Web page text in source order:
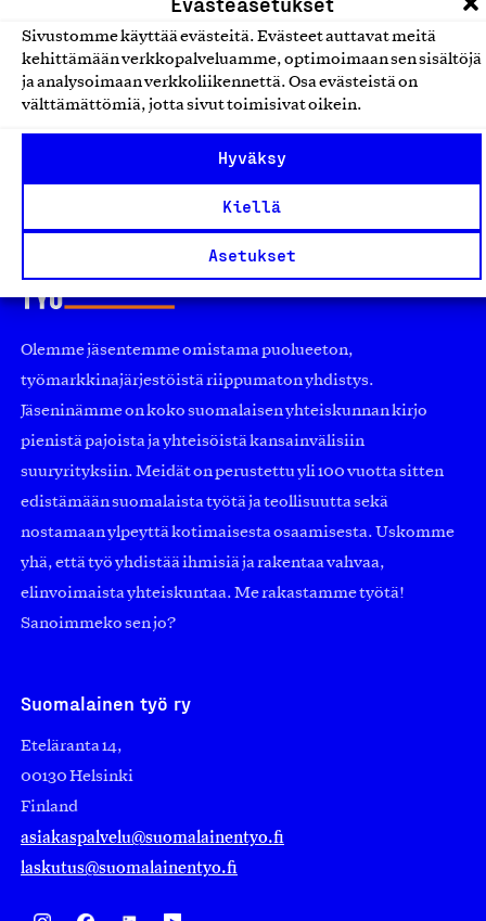
Sivustomme käyttää evästeitä. Evästeet auttavat meitä
kehittämään verkkopalveluamme, optimoimaan sen sisältöjä
ja analysoimaan verkkoliikennettä. Osa evästeistä on
välttämättömiä, jotta sivut toimisivat oikein.
Hyväksy
Kiellä
Asetukset
Korutuotteet, korva-, käsi- ja
kaulakorut
Pääskyjärvi Design, Tuote
Kellot ja korut
Olemme jäsentemme omistama puolueeton,
työmarkkinajärjestöistä riippumaton yhdistys.
Jäseninämme on koko suomalaisen yhteiskunnan kirjo
pienistä pajoista ja yhteisöistä kansainvälisiin
suuryrityksiin. Meidät on perustettu yli 100 vuotta sitten
edistämään suomalaista työtä ja teollisuutta sekä
nostamaan ylpeyttä kotimaisesta osaamisesta. Uskomme
yhä, että työ yhdistää ihmisiä ja rakentaa vahvaa,
elinvoimaista yhteiskuntaa. Me rakastamme työtä!
Sanoimmeko sen jo?
Suomalainen työ ry
Eteläranta 14,
00130 Helsinki
Finland
asiakaspalvelu@suomalainentyo.fi
laskutus@suomalainentyo.fi